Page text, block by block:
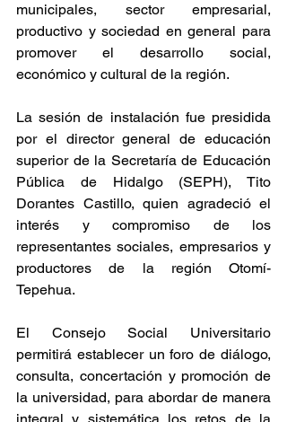
municipales, sector empresarial,
productivo y sociedad en general para
promover el desarrollo social,
económico y cultural de la región.
La sesión de instalación fue presidida
por el director general de educación
superior de la Secretaría de Educación
Pública de Hidalgo (SEPH), Tito
Dorantes Castillo, quien agradeció el
interés y compromiso de los
representantes sociales, empresarios y
productores de la región Otomí-
Tepehua.
El Consejo Social Universitario
permitirá establecer un foro de diálogo,
consulta, concertación y promoción de
la universidad, para abordar de manera